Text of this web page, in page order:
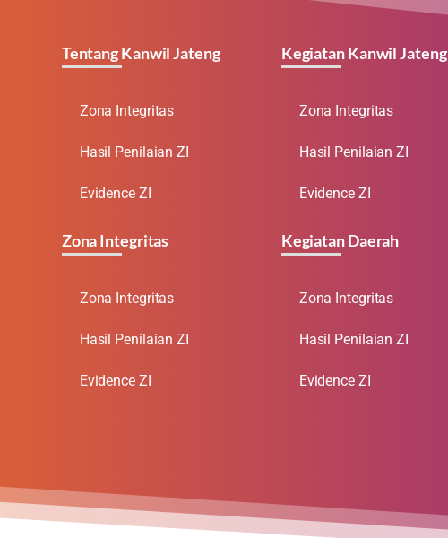
Tentang Kanwil Jateng
Zona Integritas
Hasil Penilaian ZI
Evidence ZI
Zona Integritas
Zona Integritas
Hasil Penilaian ZI
Evidence ZI
Kegiatan Kanwil Jateng
Zona Integritas
Hasil Penilaian ZI
Evidence ZI
Kegiatan Daerah
Zona Integritas
Hasil Penilaian ZI
Evidence ZI